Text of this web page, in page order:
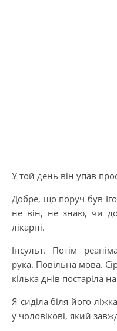
У той день він упав
Добре, що поруч був
не він, не знаю, чи
лікарні.
Інсульт. Потім
рука. Повільна мова.
кілька днів постаріла
Я сиділа біля його
у чоловікові, який